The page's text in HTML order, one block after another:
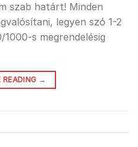
szab határt! Minden
legyen szó 1-2
s megrendelésig
→